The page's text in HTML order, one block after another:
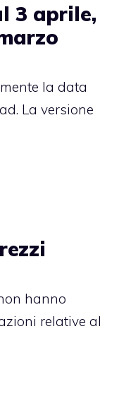
3 aprile,
la data
La versione
hanno
relative al